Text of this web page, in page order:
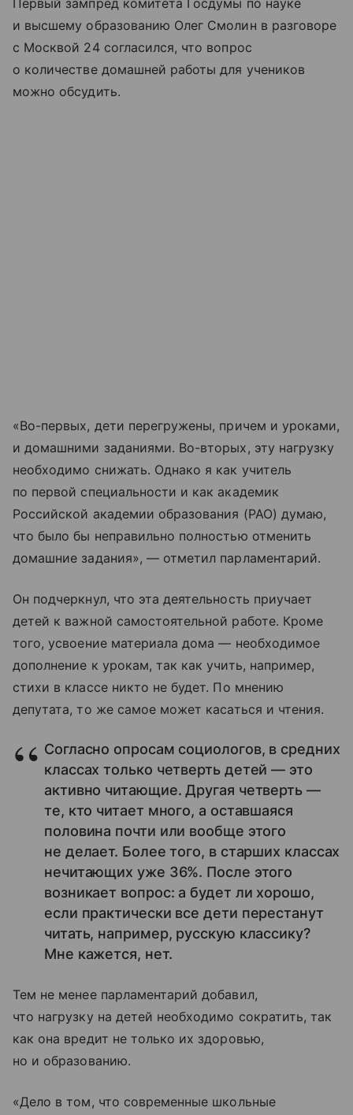
Первый зампред комитета Госдумы по науке
и высшему образованию Олег Смолин в разговоре
с Москвой 24 согласился, что вопрос
о количестве домашней работы для учеников
можно обсудить.
«Во-первых, дети перегружены, причем и уроками,
и домашними заданиями. Во-вторых, эту нагрузку
необходимо снижать. Однако я как учитель
по первой специальности и как академик
Российской академии образования (РАО) думаю,
что было бы неправильно полностью отменить
домашние задания», — отметил парламентарий.
Он подчеркнул, что эта деятельность приучает
детей к важной самостоятельной работе. Кроме
того, усвоение материала дома — необходимое
дополнение к урокам, так как учить, например,
стихи в классе никто не будет. По мнению
депутата, то же самое может касаться и чтения.
Согласно опросам социологов, в средних
классах только четверть детей — это
активно читающие. Другая четверть —
те, кто читает много, а оставшаяся
половина почти или вообще этого
не делает. Более того, в старших классах
нечитающих уже 36%. После этого
возникает вопрос: а будет ли хорошо,
если практически все дети перестанут
читать, например, русскую классику?
Мне кажется, нет.
Тем не менее парламентарий добавил,
что нагрузку на детей необходимо сократить, так
как она вредит не только их здоровью,
но и образованию.
«Дело в том, что современные школьные